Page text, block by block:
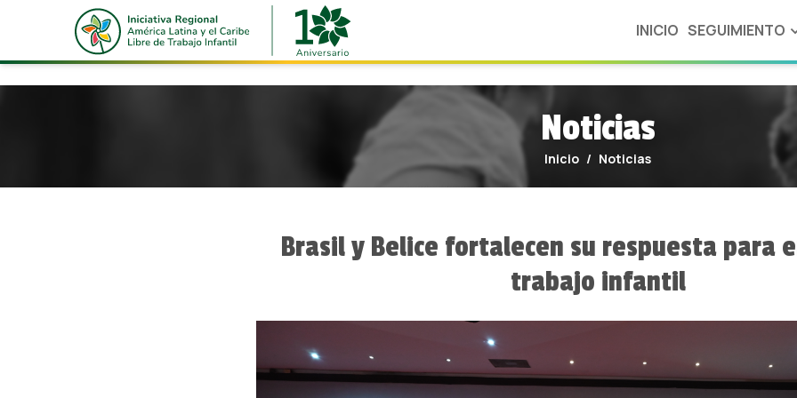
http://oitiniciativaregional.interdev.online/storage/app/uploads/public/66f/192/55c/66f19255c34f9499520698.jpg
INICIO SEGUIMIENTO
OBSERVANDO
DE TRABAJO
INFANTIL
Noticias
Inicio Noticias
Brasil y Belice fortalecen su respuesta para
trabajo infantil